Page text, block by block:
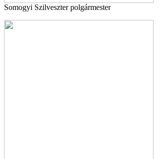
Somogyi Szilveszter polgármester